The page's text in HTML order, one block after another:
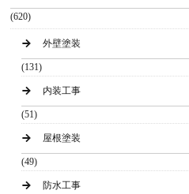
(620)
外壁塗装
(131)
内装工事
(51)
屋根塗装
(49)
防水工事